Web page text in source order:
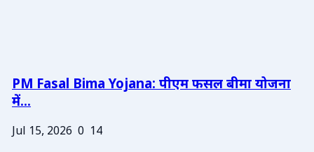
PM Fasal Bima Yojana: पीएम फसल बीमा योजना
में...
Jul 15, 2026 0 14